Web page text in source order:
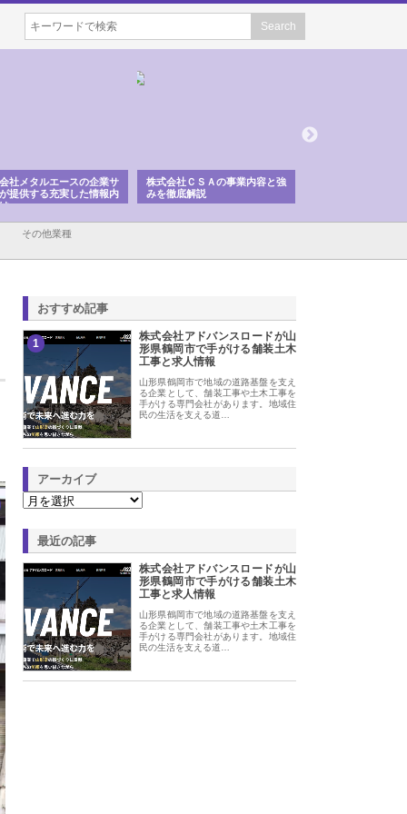
社ＣＳＡの事業内容と強
底解説
株式会社山形道路が手がける舗
装工事と土木技術の全容
その他業種
おすすめ記事
1
株式会社アドバンスロードが山
形県鶴岡市で手がける舗装土木
工事と求人情報
山形県鶴岡市で地域の道路基盤を支え
る企業として、舗装工事や土木工事を
手がける専門会社があります。地域住
民の生活を支える道…
アーカイブ
最近の記事
株式会社アドバンスロードが山
形県鶴岡市で手がける舗装土木
工事と求人情報
山形県鶴岡市で地域の道路基盤を支え
る企業として、舗装工事や土木工事を
手がける専門会社があります。地域住
民の生活を支える道…